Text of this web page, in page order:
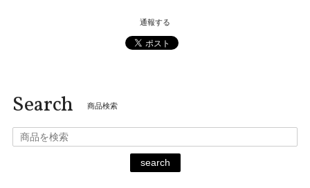
通報する
Search 商品検索
search